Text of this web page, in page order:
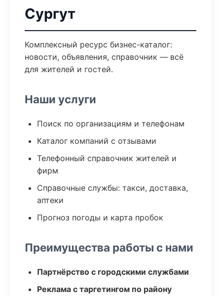
Сургут
Комплексный ресурс бизнес-каталог:
новости, объявления, справочник — всё
для жителей и гостей.
Наши услуги
Поиск по организациям и телефонам
Каталог компаний с отзывами
Телефонный справочник жителей и
фирм
Справочные службы: такси, доставка,
аптеки
Прогноз погоды и карта пробок
Преимущества работы с нами
Партнёрство с городскими службами
Реклама с таргетингом по району